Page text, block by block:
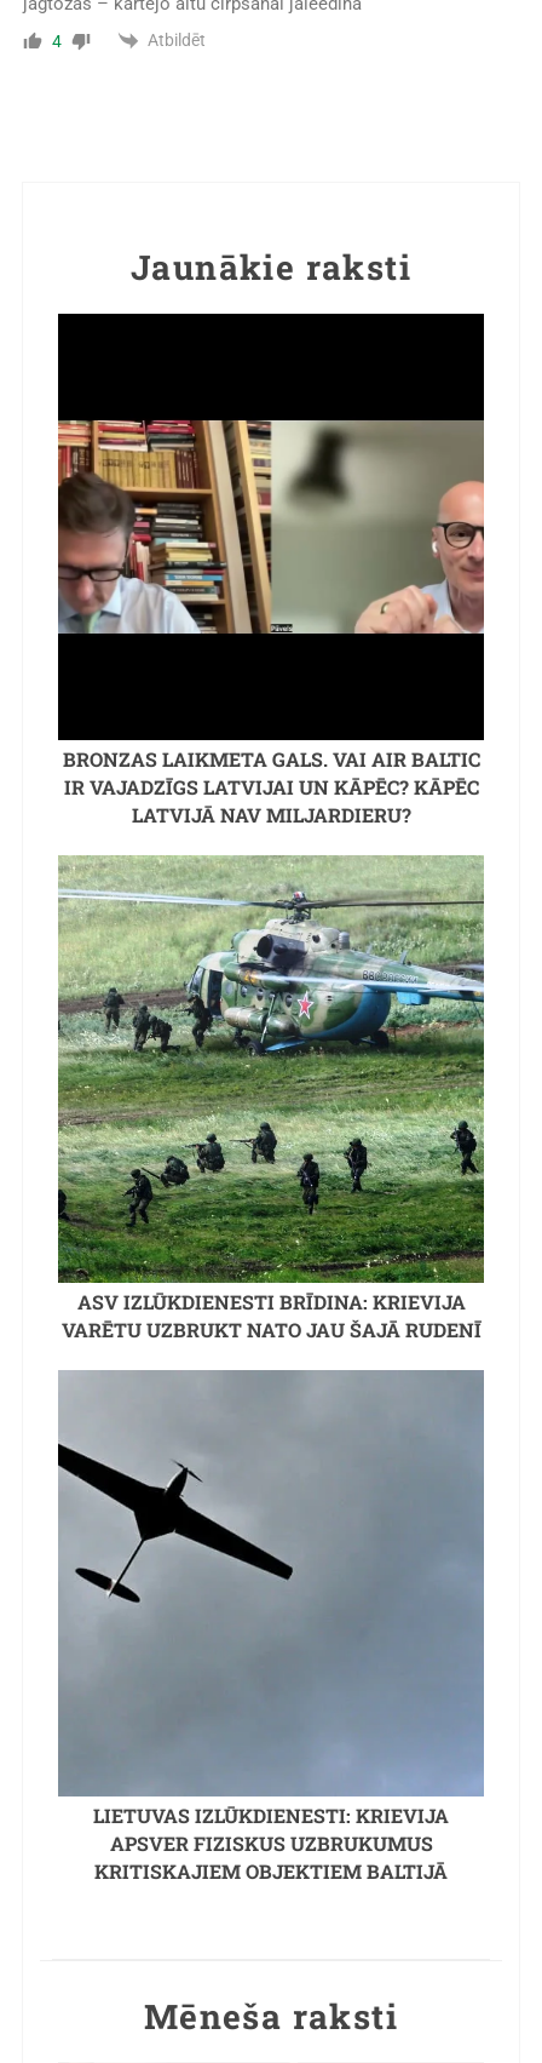
4 Atbildēt
Jaunākie raksti
BRONZAS LAIKMETA GALS. VAI AIR BALTIC
IR VAJADZĪGS LATVIJAI UN KĀPĒC? KĀPĒC
LATVIJĀ NAV MILJARDIERU?
ASV IZLŪKDIENESTI BRĪDINA: KRIEVIJA
VARĒTU UZBRUKT NATO JAU ŠAJĀ RUDENĪ
LIETUVAS IZLŪKDIENESTI: KRIEVIJA
APSVER FIZISKUS UZBRUKUMUS
KRITISKAJIEM OBJEKTIEM BALTIJĀ
Mēneša raksti